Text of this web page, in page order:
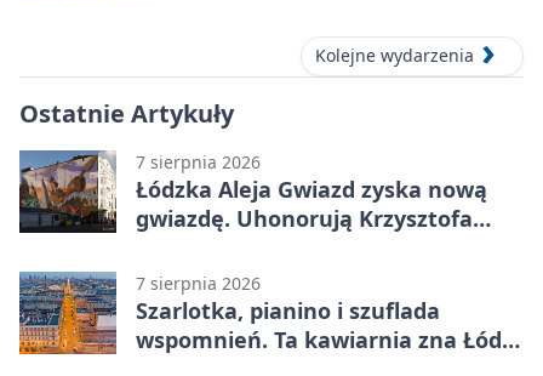
Kolejne wydarzenia
Ostatnie Artykuły
7 sierpnia 2026
Łódzka Aleja Gwiazd zyska nową
gwiazdę. Uhonorują Krzysztofa
7 sierpnia 2026
Szarlotka, pianino i szuflada
wspomnień. Ta kawiarnia zna Łódź